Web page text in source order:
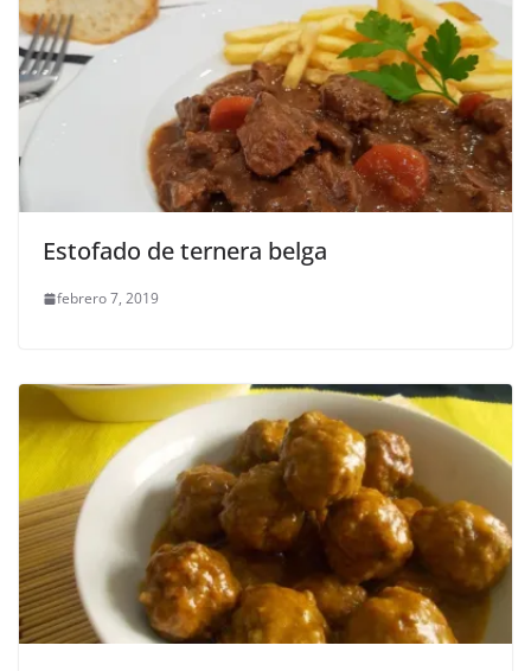
Estofado de ternera belga
febrero 7, 2019